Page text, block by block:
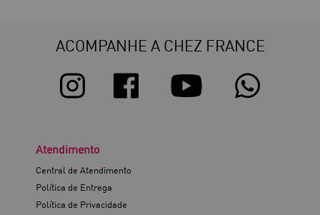
ACOMPANHE A CHEZ FRANCE
Atendimento
Central de Atendimento
Política de Entrega
Política de Privacidade